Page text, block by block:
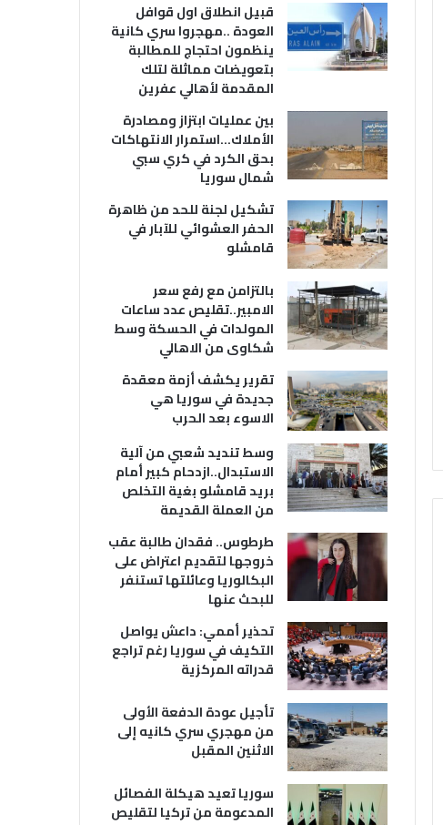
قبيل انطلاق اول قوافل
العودة ..مهجروا سري كانية
ينظمون احتجاج للمطالبة
بتعويضات مماثلة لتلك
المقدمة لأهالي عفرين
بين عمليات ابتزاز ومصادرة
الأملاك…استمرار الانتهاكات
بحق الكرد في كري سبي
شمال سوريا
تشكيل لجنة للحد من ظاهرة
الحفر العشوائي للآبار في
قامشلو
بالتزامن مع رفع سعر
الامبير..تقليص عدد ساعات
المولدات في الحسكة وسط
شكاوى من الاهالي
تقرير يكشف أزمة معقدة
جديدة في سوريا هي
الاسوء بعد الحرب
وسط تنديد شعبي من آلية
الاستبدال..ازدحام كبير أمام
بريد قامشلو بغية التخلص
من العملة القديمة
طرطوس.. فقدان طالبة عقب
خروجها لتقديم اعتراض على
البكالوريا وعائلتها تستنفر
للبحث عنها
تحذير أممي: داعش يواصل
التكيف في سوريا رغم تراجع
قدراته المركزية
تأجيل عودة الدفعة الأولى
من مهجري سري كانيه إلى
الاثنين المقبل
سوريا تعيد هيكلة الفصائل
المدعومة من تركيا لتقليص